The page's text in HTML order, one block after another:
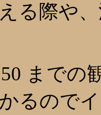
る際や
までの
るので